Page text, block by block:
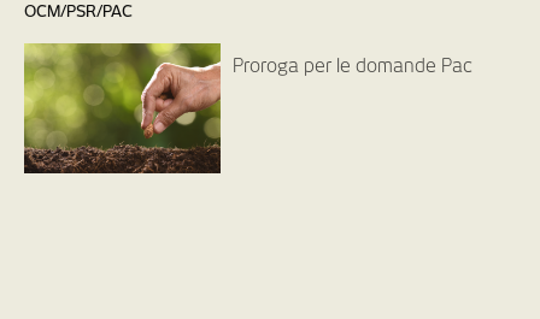
OCM/PSR/PAC
Proroga per le domande Pac